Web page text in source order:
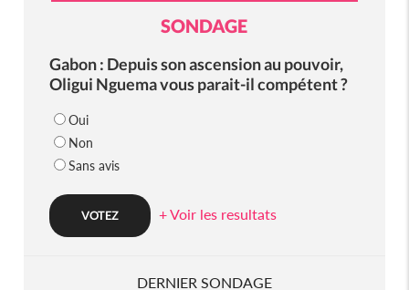
SONDAGE
Gabon : Depuis son ascension au pouvoir,
Oligui Nguema vous parait-il compétent ?
Oui
Non
Sans avis
+ Voir les resultats
DERNIER SONDAGE